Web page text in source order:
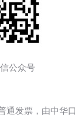
公众号
通发票，由中华